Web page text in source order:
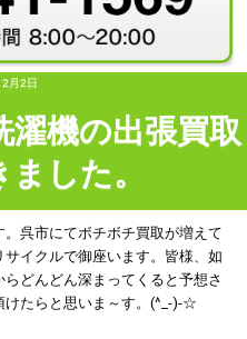
月2日
濯機の出張買取
した。
呉市にてボチボチ買取が増えて
イクルで御座います。皆様、如
どんどん深まってくると予想さ
けたらと思いま～す。(^_-)-☆